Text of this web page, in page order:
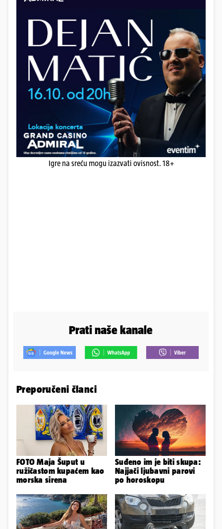
Igre na sreću mogu izazvati ovisnost. 18+
Prati naše kanale
Preporučeni članci
FOTO Maja Šuput u
ružičastom kupaćem kao
morska sirena
Suđeno im je biti skupa:
Najjači ljubavni parovi
po horoskopu